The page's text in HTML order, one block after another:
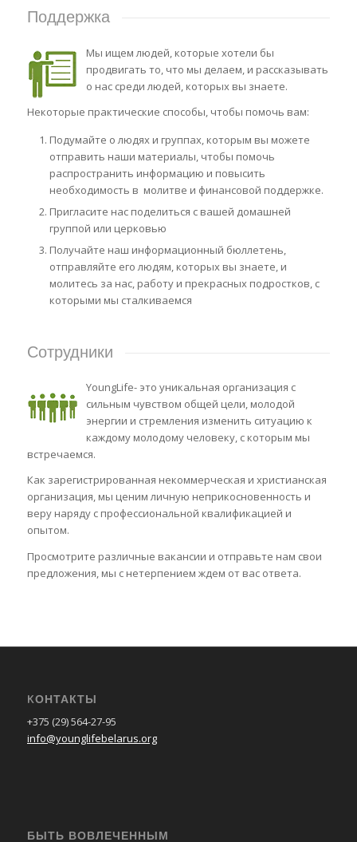
Поддержка
Мы ищем людей, которые хотели бы
продвигать то, что мы делаем, и рассказывать
о нас среди людей, которых вы знаете.
Некоторые практические способы, чтобы помочь вам:
Подумайте о людях и группах, которым вы можете
отправить наши материалы, чтобы помочь
распространить информацию и повысить
необходимость в молитве и финансовой поддержке.
Пригласите нас поделиться с вашей домашней
группой или церковью
Получайте наш информационный бюллетень,
отправляйте его людям, которых вы знаете, и
молитесь за нас, работу и прекрасных подростков, с
которыми мы сталкиваемся
Сотрудники
YoungLife- это уникальная организация с
сильным чувством общей цели, молодой
энергии и стремления изменить ситуацию к
каждому молодому человеку, с которым мы
встречаемся.
Как зарегистрированная некоммерческая и христианская
организация, мы ценим личную неприкосновенность и
веру наряду с профессиональной квалификацией и
опытом.
Просмотрите различные вакансии и отправьте нам свои
предложения, мы с нетерпением ждем от вас ответа.
KОНТАКТЫ
+375 (29) 564-27-95
info@younglifebelarus.org
БЫТЬ ВОВЛЕЧЕННЫМ